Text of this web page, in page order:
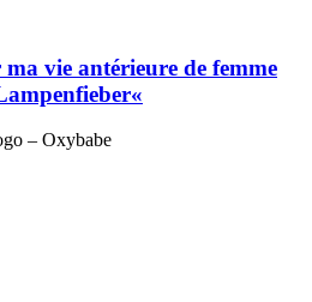
vie antérieure de femme
– Oxybabe